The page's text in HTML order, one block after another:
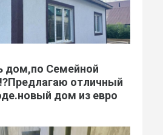
дом,по Семейной
отличный
дом из евро